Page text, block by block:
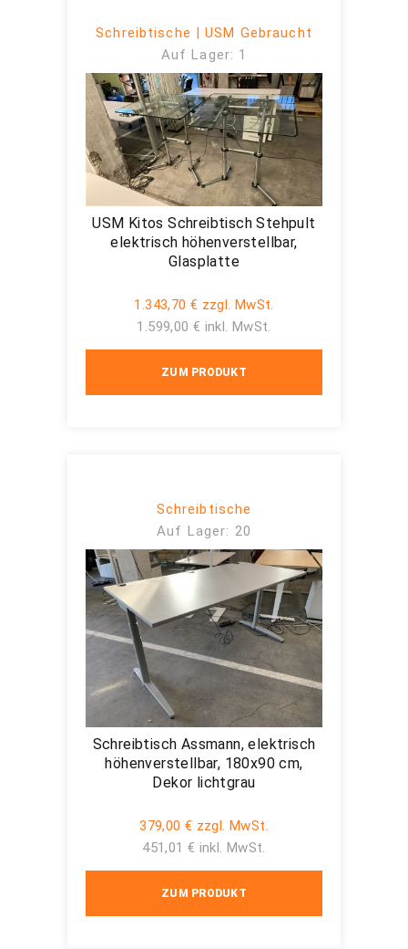
Schreibtische | USM Gebraucht
Auf Lager: 1
USM Kitos Schreibtisch Stehpult
elektrisch höhenverstellbar,
Glasplatte
1.343,70 € zzgl. MwSt.
1.599,00 € inkl. MwSt.
ZUM PRODUKT
Schreibtische
Auf Lager: 20
Schreibtisch Assmann, elektrisch
höhenverstellbar, 180x90 cm,
Dekor lichtgrau
379,00 € zzgl. MwSt.
451,01 € inkl. MwSt.
ZUM PRODUKT